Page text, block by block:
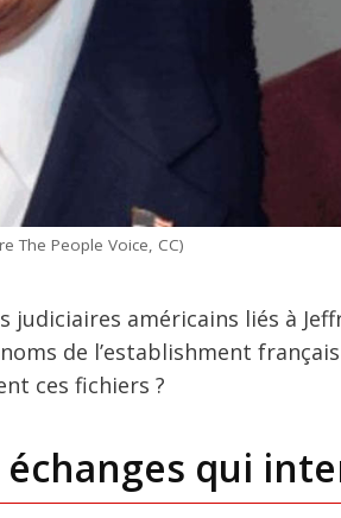
The People Voice, CC)
judiciaires américains liés à
noms de l’establishment
ces fichiers ?
échanges qui